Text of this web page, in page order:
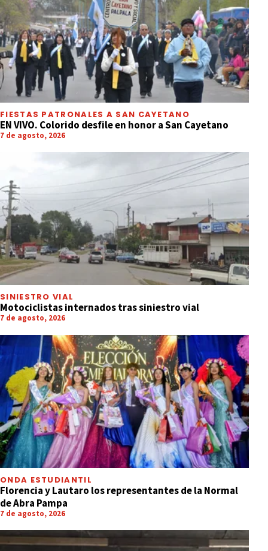
FIESTAS PATRONALES A SAN CAYETANO
EN VIVO. Colorido desfile en honor a San Cayetano
7 de agosto, 2026
SINIESTRO VIAL
Motociclistas internados tras siniestro vial
7 de agosto, 2026
ONDA ESTUDIANTIL
Florencia y Lautaro los representantes de la Normal
de Abra Pampa
7 de agosto, 2026